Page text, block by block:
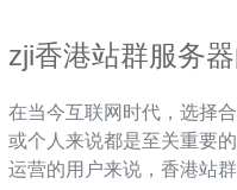
zji香港站群服务
在当今互联网时代，选择
或个人来说都是至关重要
运营的用户来说，香港站